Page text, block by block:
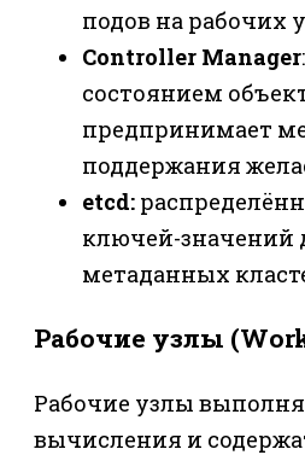
подов на рабочих
Controller Manager
состоянием
предпринимает
поддержания
etcd:
ключей-значений
метаданных
Рабочие узлы
Рабочие узлы
вычисления и